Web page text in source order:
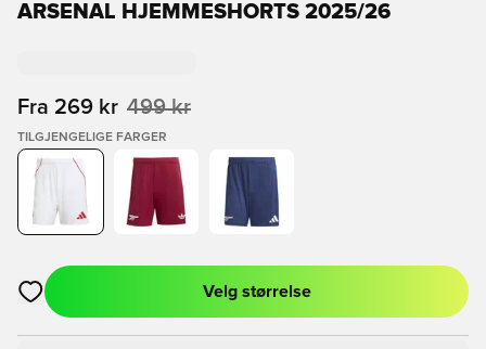
ARSENAL HJEMMESHORTS 2025/26
Fra 269 kr 499 kr
TILGJENGELIGE FARGER
Åpner en Modal for å logge inn eller registrere deg som
Velg størrelse